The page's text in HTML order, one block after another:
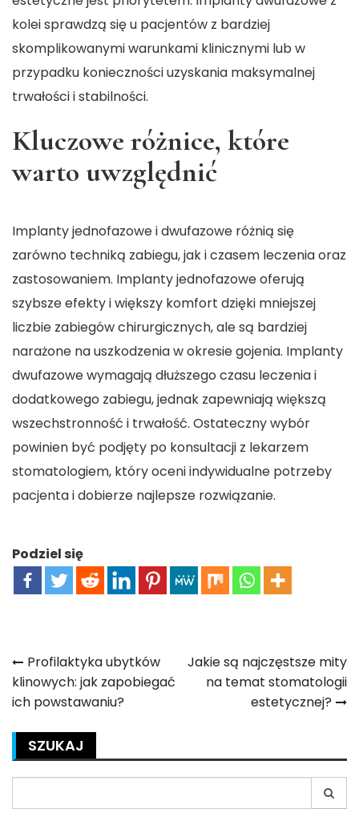
kolei sprawdzą się u pacjentów z bardziej
skomplikowanymi warunkami klinicznymi lub w
przypadku konieczności uzyskania maksymalnej
trwałości i stabilności.
Kluczowe różnice, które
warto uwzględnić
Implanty jednofazowe i dwufazowe różnią się
zarówno techniką zabiegu, jak i czasem leczenia oraz
zastosowaniem. Implanty jednofazowe oferują
szybsze efekty i większy komfort dzięki mniejszej
liczbie zabiegów chirurgicznych, ale są bardziej
narażone na uszkodzenia w okresie gojenia. Implanty
dwufazowe wymagają dłuższego czasu leczenia i
dodatkowego zabiegu, jednak zapewniają większą
wszechstronność i trwałość. Ostateczny wybór
powinien być podjęty po konsultacji z lekarzem
stomatologiem, który oceni indywidualne potrzeby
pacjenta i dobierze najlepsze rozwiązanie.
Podziel się
Nawigacja
wpisu
Profilaktyka ubytków
klinowych: jak zapobiegać
ich powstawaniu?
Jakie są najczęstsze mity
na temat stomatologii
estetycznej?
SZUKAJ
for: